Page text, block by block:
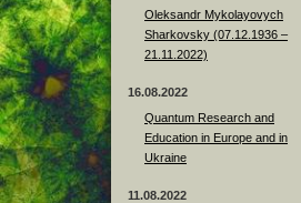
Oleksandr Mykolayovych
Sharkovsky (07.12.1936 –
21.11.2022)
16.08.2022
Quantum Research and
Education in Europe and in
Ukraine
11.08.2022